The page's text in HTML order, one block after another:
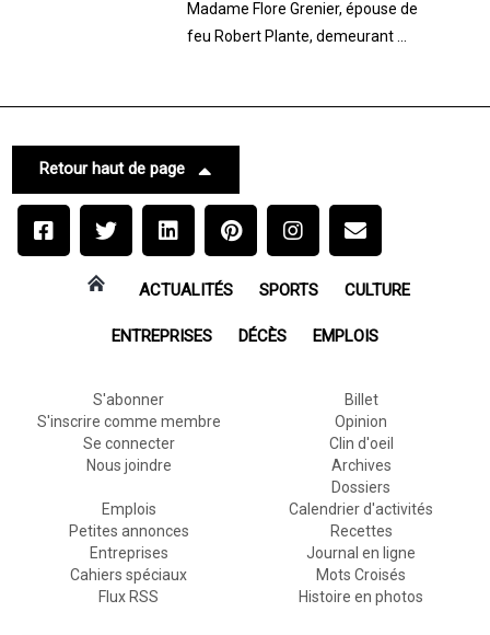
Madame Flore Grenier, épouse de
feu Robert Plante, demeurant ...
Retour haut de page
ACTUALITÉS SPORTS CULTURE
ENTREPRISES DÉCÈS EMPLOIS
S'abonner
S'inscrire comme membre
Se connecter
Nous joindre
Billet
Opinion
Clin d'oeil
Archives
Dossiers
Emplois
Petites annonces
Entreprises
Cahiers spéciaux
Flux RSS
Calendrier d'activités
Recettes
Journal en ligne
Mots Croisés
Histoire en photos